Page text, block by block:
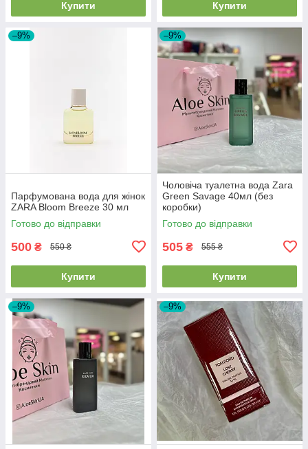
Купити Купити
–9%
Парфумована вода для жінок
ZARA Bloom Breeze 30 мл
Готово до відправки
500 ₴ 550 ₴
Купити
–9%
Чоловіча туалетна вода Zara
Green Savage 40мл (без
коробки)
Готово до відправки
505 ₴ 555 ₴
Купити
–9% –9%